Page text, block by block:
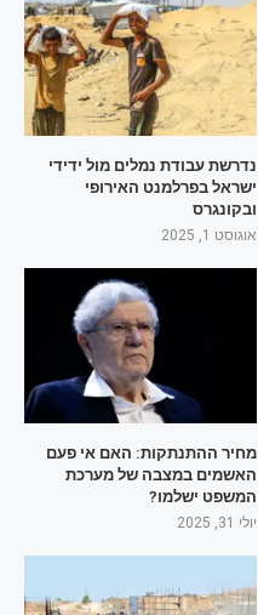
נדרשת עבודת נמלים מול ידידי
ישראל בפרלמנט האירופי
ובקונגרס
אוגוסט 1, 2025
מחיר ההתנתקות: האם אי פעם
האשמים במצבה של מערכת
המשפט ישלמו?
יולי 31, 2025